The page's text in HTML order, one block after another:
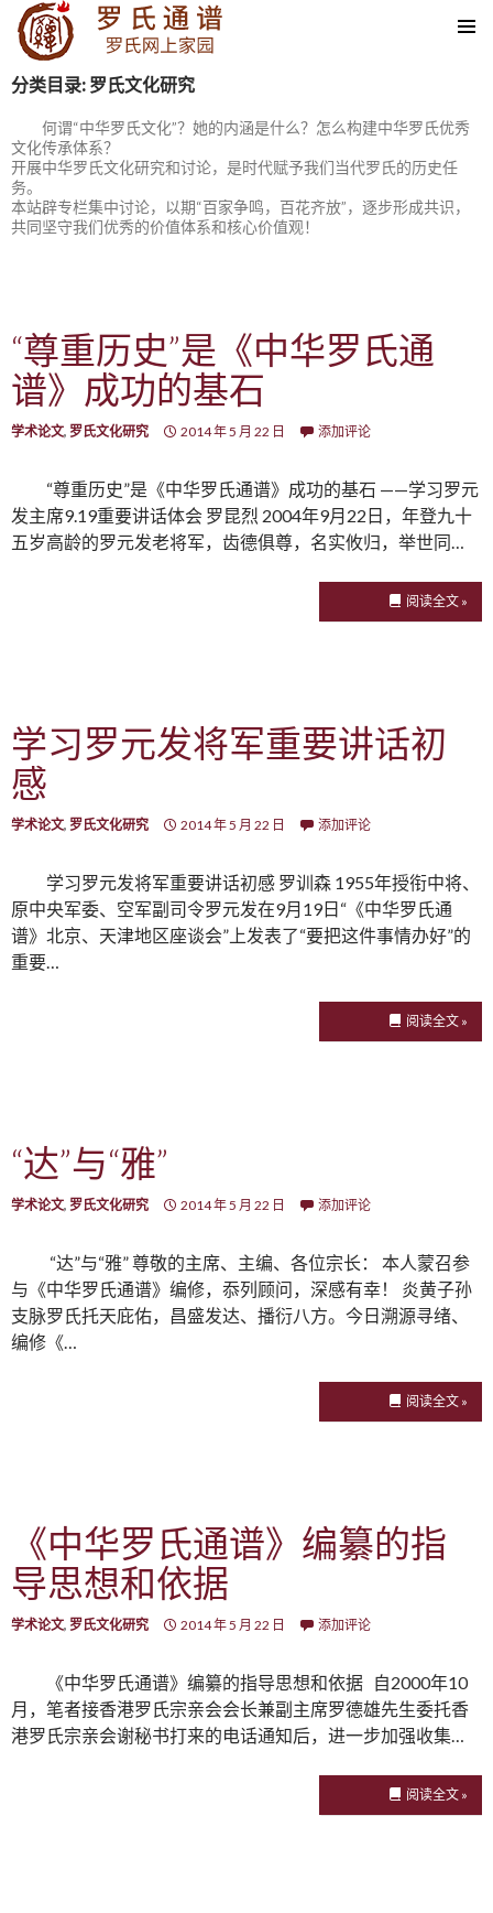
SKIP TO CONTENT
分类目录: 罗氏文化研究
何谓“中华罗氏文化”？她的内涵是什么？怎么构建中华罗氏优秀
文化传承体系？
开展中华罗氏文化研究和讨论，是时代赋予我们当代罗氏的历史任
务。
本站辟专栏集中讨论，以期“百家争鸣，百花齐放”，逐步形成共识，
共同坚守我们优秀的价值体系和核心价值观！
“尊重历史”是《中华罗氏通
谱》成功的基石
学术论文, 罗氏文化研究 2014 年 5 月 22 日 添加评论
“尊重历史”是《中华罗氏通谱》成功的基石 ——学习罗元
发主席9.19重要讲话体会 罗昆烈 2004年9月22日，年登九十
五岁高龄的罗元发老将军，齿德俱尊，名实攸归，举世同…
阅读全文 »
学习罗元发将军重要讲话初
感
学术论文, 罗氏文化研究 2014 年 5 月 22 日 添加评论
学习罗元发将军重要讲话初感 罗训森 1955年授衔中将、
原中央军委、空军副司令罗元发在9月19日“《中华罗氏通
谱》北京、天津地区座谈会”上发表了“要把这件事情办好”的
重要…
阅读全文 »
“达”与“雅”
学术论文, 罗氏文化研究 2014 年 5 月 22 日 添加评论
“达”与“雅” 尊敬的主席、主编、各位宗长： 本人蒙召参
与《中华罗氏通谱》编修，忝列顾问，深感有幸！ 炎黄子孙
支脉罗氏托天庇佑，昌盛发达、播衍八方。今日溯源寻绪、
编修《…
阅读全文 »
《中华罗氏通谱》编纂的指
导思想和依据
学术论文, 罗氏文化研究 2014 年 5 月 22 日 添加评论
《中华罗氏通谱》编纂的指导思想和依据 自2000年10
月，笔者接香港罗氏宗亲会会长兼副主席罗德雄先生委托香
港罗氏宗亲会谢秘书打来的电话通知后，进一步加强收集…
阅读全文 »